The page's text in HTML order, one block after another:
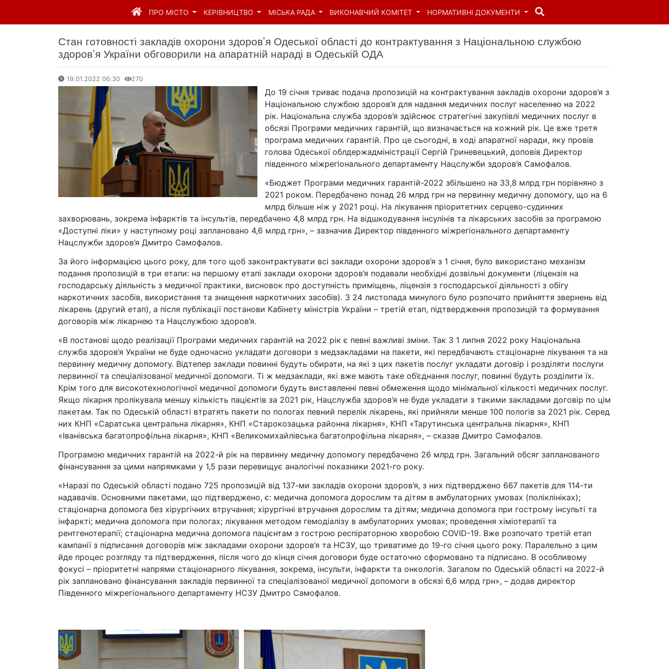
ПРО МІСТО КЕРІВНИЦТВО МІСЬКА РАДА ВИКОНАВЧИЙ КОМІТЕТ НОРМАТИВНІ ДОКУМЕНТИ
Стан готовності закладів охорони здоров’я Одеської області до контрактування з Національною службою
здоров’я України обговорили на апаратній нараді в Одеській ОДА
19.01.2022 06:30 270
До 19 січня триває подача пропозицій на контрактування закладів охорони здоров’я з
Національною службою здоров’я для надання медичних послуг населенню на 2022
рік. Національна служба здоров’я здійснює стратегічні закупівлі медичних послуг в
обсязі Програми медичних гарантій, що визначається на кожний рік. Це вже третя
програма медичних гарантій. Про це сьогодні, в ході апаратної наради, яку провів
голова Одеської облдержадміністрації Сергій Гриневецький, доповів Директор
південного міжрегіонального департаменту Нацслужби здоров’я Самофалов.
«Бюджет Програми медичних гарантій-2022 збільшено на 33,8 млрд грн порівняно з
2021 роком. Передбачено понад 26 млрд грн на первинну медичну допомогу, що на 6
млрд більше ніж у 2021 році. На лікування пріоритетних серцево-судинних
захворювань, зокрема інфарктів та інсультів, передбачено 4,8 млрд грн. На відшкодування інсулінів та лікарських засобів за програмою
«Доступні ліки» у наступному році заплановано 4,6 млрд грн», – зазначив Директор південного міжрегіонального департаменту
Нацслужби здоров’я Дмитро Самофалов.
За його інформацією цього року, для того щоб законтрактувати всі заклади охорони здоров’я з 1 січня, було використано механізм
подання пропозицій в три етапи: на першому етапі заклади охорони здоров’я подавали необхідні дозвільні документи (ліцензія на
господарську діяльність з медичної практики, висновок про доступність приміщень, ліцензія з господарської діяльності з обігу
наркотичних засобів, використання та знищення наркотичних засобів). З 24 листопада минулого було розпочато прийняття звернень від
лікарень (другий етап), а після публікації постанови Кабінету міністрів України – третій етап, підтвердження пропозицій та формування
договорів між лікарнею та Нацслужбою здоров’я.
«В постанові щодо реалізації Програми медичних гарантій на 2022 рік є певні важливі зміни. Так З 1 липня 2022 року Національна
служба здоров’я України не буде одночасно укладати договори з медзакладами на пакети, які передбачають стаціонарне лікування та на
первинну медичну допомогу. Відтепер заклади повинні будуть обирати, на які з цих пакетів послуг укладати договір і розділяти послуги
первинної та спеціалізованої медичної допомоги. Ті ж медзаклади, які вже мають таке об’єднання послуг, повинні будуть розділити їх.
Крім того для високотехнологічної медичної допомоги будуть виставленні певні обмеження щодо мінімальної кількості медичних послуг.
Якщо лікарня пролікувала меншу кількість пацієнтів за 2021 рік, Нацслужба здоров’я не буде укладати з такими закладами договір по цім
пакетам. Так по Одеській області втратять пакети по пологах певний перелік лікарень, які прийняли менше 100 пологів за 2021 рік. Серед
них КНП «Саратська центральна лікарня», КНП «Старокозацька районна лікарня», КНП «Тарутинська центральна лікарня», КНП
«Іванівська багатопрофільна лікарня», КНП «Великомихайлівська багатопрофільна лікарня», – сказав Дмитро Самофалов.
Програмою медичних гарантій на 2022-й рік на первинну медичну допомогу передбачено 26 млрд грн. Загальний обсяг запланованого
фінансування за цими напрямками у 1,5 рази перевищує аналогічні показники 2021-го року.
«Наразі по Одеській області подано 725 пропозицій від 137-ми закладів охорони здоров’я, з них підтверджено 667 пакетів для 114-ти
надавачів. Основними пакетами, що підтверджено, є: медична допомога дорослим та дітям в амбулаторних умовах (поліклініках);
стаціонарна допомога без хірургічних втручання; хірургічні втручання дорослим та дітям; медична допомога при гострому інсульті та
інфаркті; медична допомога при пологах; лікування методом гемодіалізу в амбулаторних умовах; проведення хіміотерапії та
рентгенотерапії; стаціонарна медична допомога пацієнтам з гострою респіраторною хворобою COVID-19. Вже розпочато третій етап
кампанії з підписання договорів між закладами охорони здоров’я та НСЗУ, що триватиме до 19-го січня цього року. Паралельно з цим
йде процес розгляду та підтвердження, після чого до кінця січня договори буде остаточно сформовано та підписано. В особливому
фокусі – пріоритетні напрями стаціонарного лікування, зокрема, інсульти, інфаркти та онкологія. Загалом по Одеській області на 2022-й
рік заплановано фінансування закладів первинної та спеціалізованої медичної допомоги в обсязі 6,6 млрд грн», – додав директор
Південного міжрегіонального департаменту НСЗУ Дмитро Самофалов.